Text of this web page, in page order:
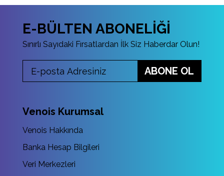
E-BÜLTEN ABONELİĞİ
Sınırlı Sayıdaki Fırsatlardan İlk Siz Haberdar Olun!
ABONE OL
Venois Kurumsal
Venois Hakkında
Banka Hesap Bilgileri
Veri Merkezleri